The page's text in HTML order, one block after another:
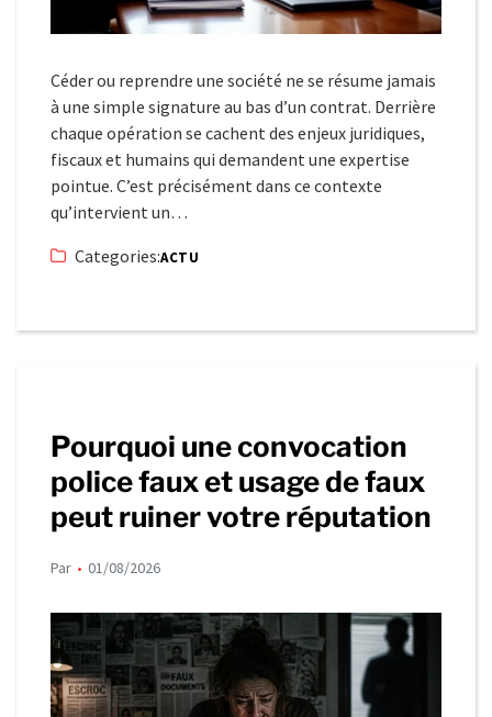
Céder ou reprendre une société ne se résume jamais
à une simple signature au bas d’un contrat. Derrière
chaque opération se cachent des enjeux juridiques,
fiscaux et humains qui demandent une expertise
pointue. C’est précisément dans ce contexte
qu’intervient un…
Categories:ACTU
Pourquoi une convocation
police faux et usage de faux
peut ruiner votre réputation
Par 01/08/2026